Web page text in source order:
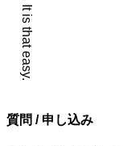
質問 / 申し込み